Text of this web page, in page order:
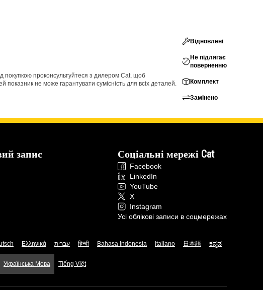
покупкою проконсультуйтеся з дилером Cat, щоб
не може гарантувати сумісність для всіх деталей.
Відновлені
Не підлягає
поверненню
Комплект
Замінено
запис Соціальні мережі Cat
Facebook
LinkedIn
YouTube
X
Instagram
Усі облікові записи в соцмережах
Ελληνικά עברית हिन्दी Bahasa Indonesia Italiano 日本語 ಕನ್ನಡ
Українська Мова Tiếng Việt